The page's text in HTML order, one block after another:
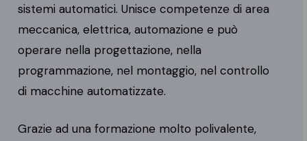
sistemi automatici. Unisce competenze di area
meccanica, elettrica, automazione e può
operare nella progettazione, nella
programmazione, nel montaggio, nel controllo
di macchine automatizzate.
Grazie ad una formazione molto polivalente,